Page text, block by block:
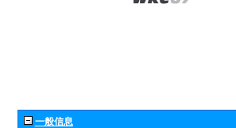
一般信息